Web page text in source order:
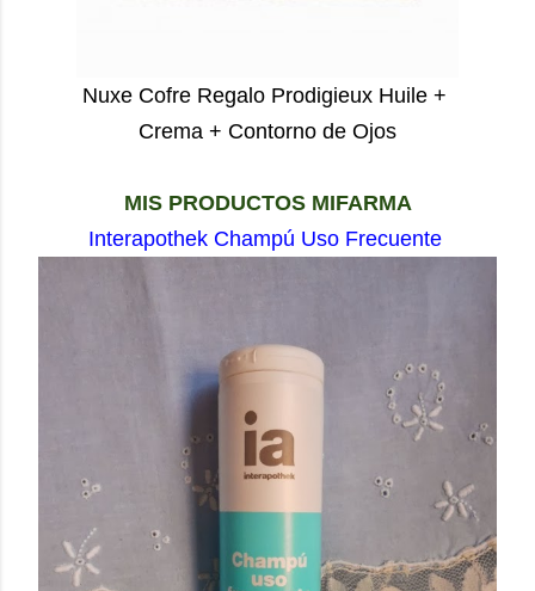
Nuxe Cofre Regalo Prodigieux Huile +
Crema + Contorno de Ojos
MIS PRODUCTOS MIFARMA
Interapothek Champú Uso Frecuente